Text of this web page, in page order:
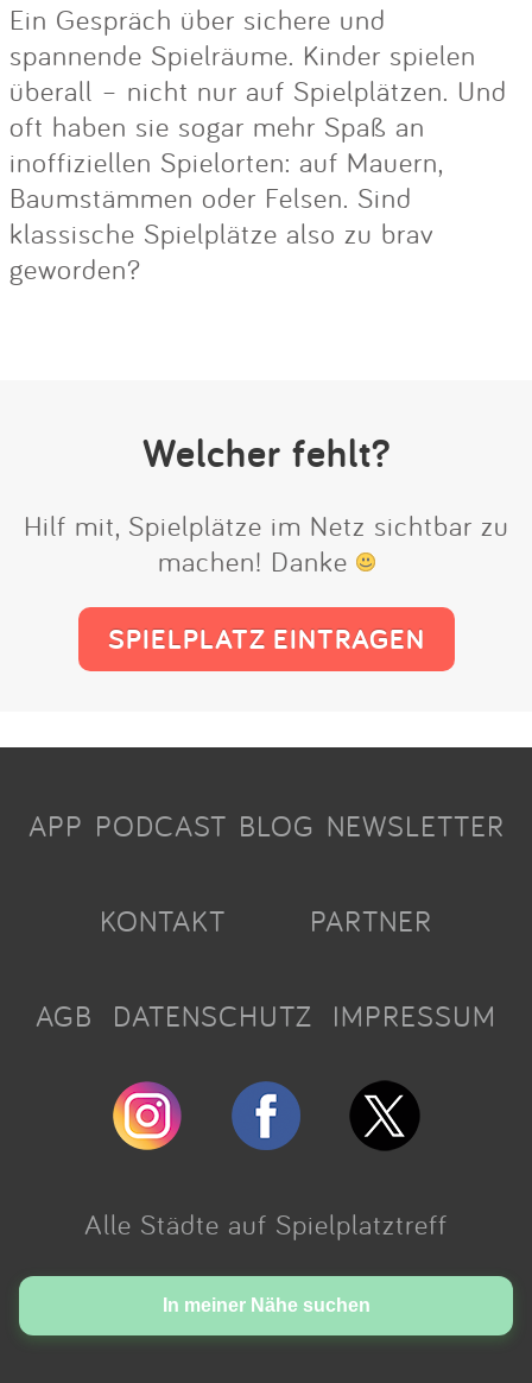
Ein Gespräch über sichere und
spannende Spielräume. Kinder spielen
überall – nicht nur auf Spielplätzen. Und
oft haben sie sogar mehr Spaß an
inoffiziellen Spielorten: auf Mauern,
Baumstämmen oder Felsen. Sind
klassische Spielplätze also zu brav
geworden?
Welcher fehlt?
Hilf mit, Spielplätze im Netz sichtbar zu
machen! Danke
SPIELPLATZ EINTRAGEN
In meiner Nähe suchen
APP PODCAST BLOG NEWSLETTER
KONTAKT PARTNER
AGB DATENSCHUTZ IMPRESSUM
Alle Städte auf Spielplatztreff
Made with love in Cologne.